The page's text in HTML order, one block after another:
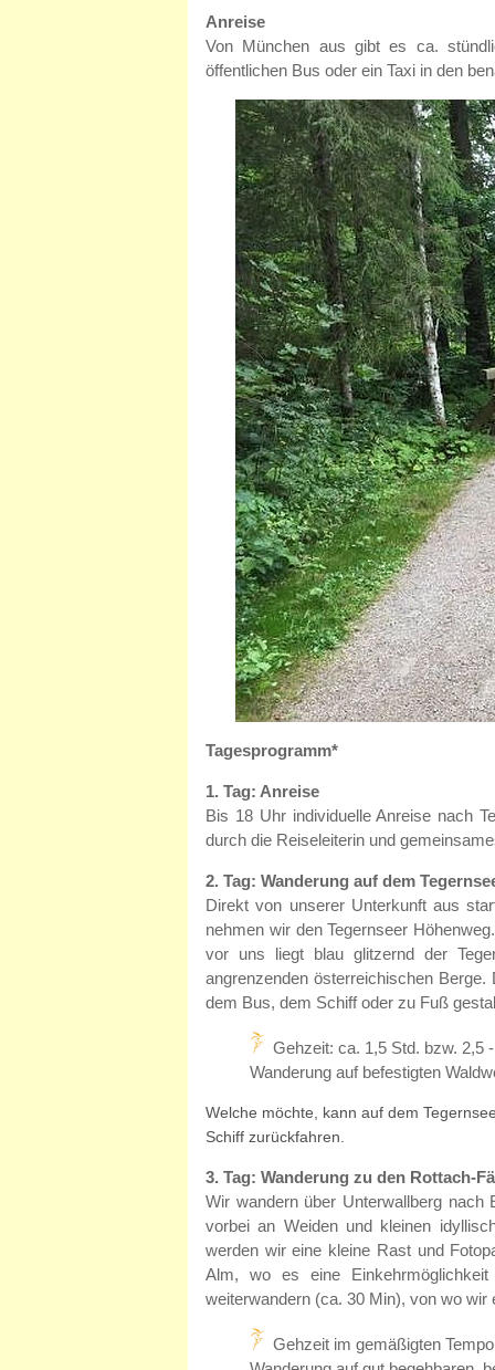
Anreise
Von München aus gibt es ca.
öffentlichen Bus oder ein Taxi in den
Tagesprogramm*
1. Tag: Anreise
Bis 18 Uhr individuelle Anreise nach
durch die Reiseleiterin und
2. Tag: Wanderung auf dem
Direkt von unserer Unterkunft aus
nehmen wir den Tegernseer
vor uns liegt blau glitzernd der
angrenzenden österreichischen
dem Bus, dem Schiff oder zu Fuß
Gehzeit: ca. 1,5 Std. bzw. 2,5
Wanderung auf befestigten
Welche möchte, kann auf dem
Schiff zurückfahren.
3. Tag: Wanderung zu den Rottach-
Wir wandern über Unterwallberg nach
vorbei an Weiden und kleinen
werden wir eine kleine Rast und
Alm, wo es eine
weiterwandern (ca. 30 Min), von wo
Gehzeit im gemäßigten